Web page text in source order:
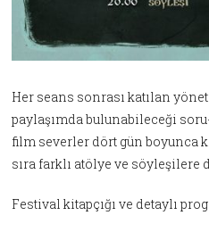
Her seans sonrası katılan
paylaşımda bulunabileceği
film severler dört gün boyunca
sıra farklı atölye ve söyleşilere
Festival kitapçığı ve detaylı